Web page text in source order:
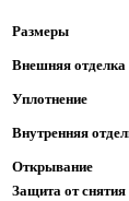
Размеры
Внешняя отделка
Уплотнение
Внутренняя
Открывание
Защита от снятия